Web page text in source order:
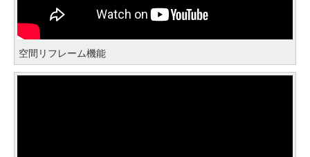
空間リフレーム機能